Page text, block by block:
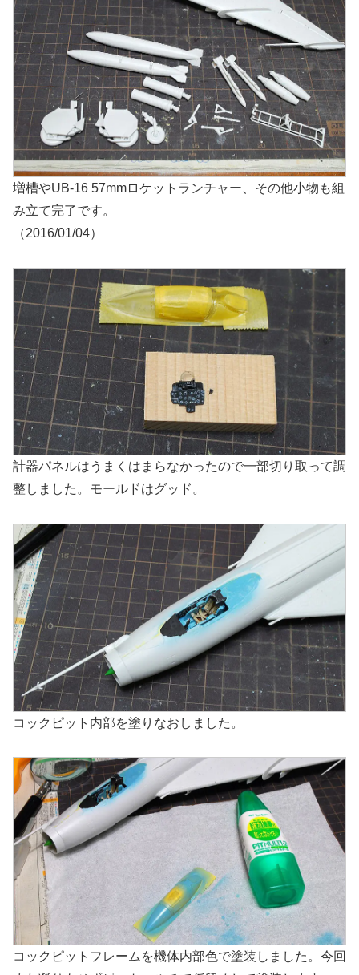
増槽やUB-16 57mmロケットランチャー、その他小物も組
み立て完了です。
（2016/01/04）
計器パネルはうまくはまらなかったので一部切り取って調
整しました。モールドはグッド。
コックピット内部を塗りなおしました。
コックピットフレームを機体内部色で塗装しました。今回